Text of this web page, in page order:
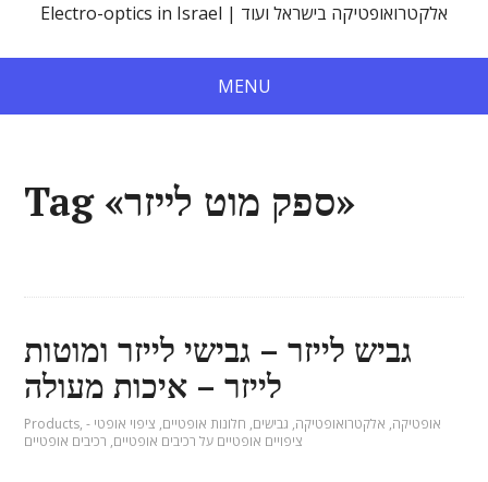
Electro-optics in Israel | אלקטרואופטיקה בישראל ועוד
MENU
Tag «ספק מוט לייזר»
גביש לייזר – גבישי לייזר ומוטות
לייזר – איכות מעולה
Products, אופטיקה, אלקטרואופטיקה, גבישים, חלונות אופטיים, ציפוי אופטי -
ציפויים אופטיים על רכיבים אופטיים, רכיבים אופטיים